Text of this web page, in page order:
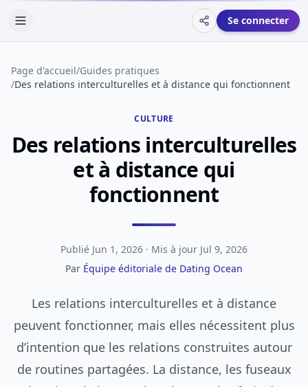
Descriptif Se connecter
Page d'accueil/Guides pratiques
/Des relations interculturelles et à distance qui fonctionnent
CULTURE
Des relations interculturelles
et à distance qui
fonctionnent
Publié Jun 1, 2026 · Mis à jour Jul 9, 2026
Par Équipe éditoriale de Dating Ocean
Les relations interculturelles et à distance
peuvent fonctionner, mais elles nécessitent plus
d’intention que les relations construites autour
de routines partagées. La distance, les fuseaux